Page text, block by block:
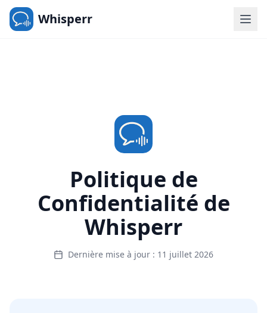
Whisperr
Politique de
Confidentialité de
Whisperr
Dernière mise à jour : 11 juillet 2026